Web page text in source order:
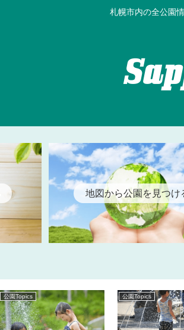
札幌市内の全公園
地図から公園を見つけ
公園Topics 公園Topics